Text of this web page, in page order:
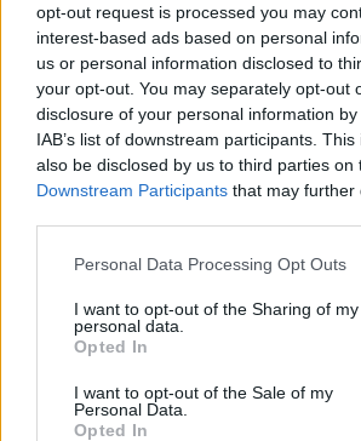
opt-out request is processed you may
interest-based ads based on personal
us or personal information disclosed to
your opt-out. You may separately opt-out
disclosure of your personal information
IAB’s list of downstream participants.
also be disclosed by us to third parties on
Downstream Participants that may further
Please note that this website/app uses
not limited to your visit or usage
grant or deny consent to Google and its
use your data for below specified
consent section.
Personal Data Processing Opt Outs
I want to opt-out of the Sharing of my
personal data.
Opted In
I want to opt-out of the Sale of my
Personal Data.
Opted In
Condividi l'articolo
F
a
ce
b
o
o
k
T
w
it
te
r
Pi
n
te
re
st
W
h
at
s
A
p
p
S
h
a
re
Articolo
Prossimo articolo
“Sul filo del discorso”: sold
reading su Atzeni